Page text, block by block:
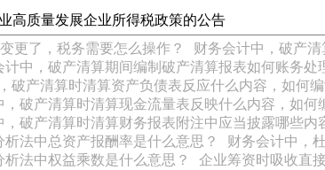
高质量发展企业所得税政策的公告
更了，税务需要怎么操作？
财务会计中，破产
计中，破产清算期间编制破产清算报表如何账务处
破产清算时清算资产负债表反应什么内容，如何编
，破产清算时清算现金流量表反映什么内容，如何
，破产清算时清算财务报表附注中应当披露哪些内
法中总资产报酬率是什么意思？
财务会计中，
法中权益乘数是什么意思？
企业筹资时吸收直